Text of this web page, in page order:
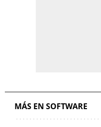
MÁS EN SOFTWARE